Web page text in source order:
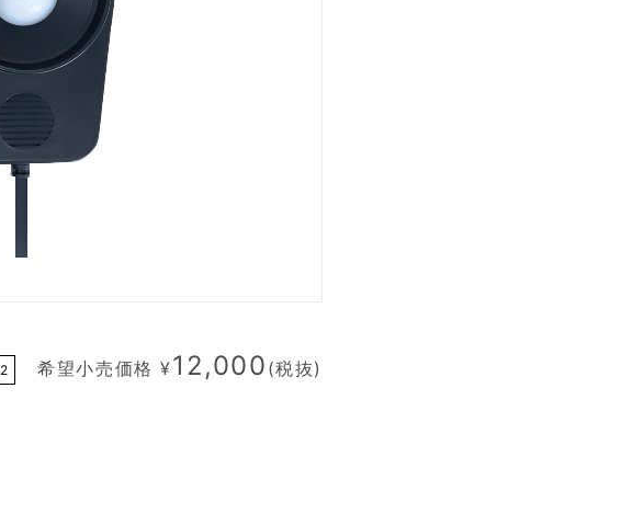
希望小売価格 ¥12,000 (税抜)